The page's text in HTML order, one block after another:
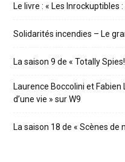
Le livre : « Les Inrockuptibles
Solidarités incendies – Le
La saison 9 de « Totally
Laurence Boccolini et
d’une vie » sur W9
La saison 18 de « Scènes de